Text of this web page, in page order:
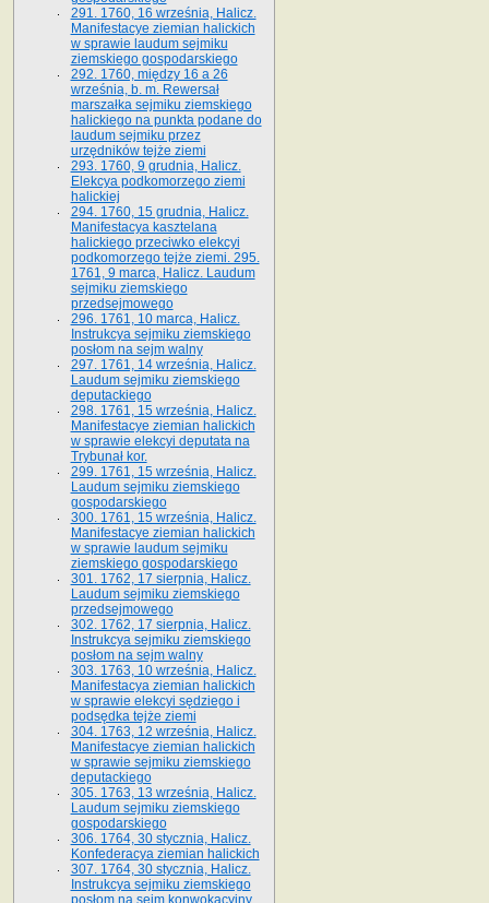
291. 1760, 16 września, Halicz.
Manifestacye ziemian halickich
w sprawie laudum sejmiku
ziemskiego gospodarskiego
292. 1760, między 16 a 26
września, b. m. Rewersał
marszałka sejmiku ziemskiego
halickiego na punkta podane do
laudum sejmiku przez
urzędników tejże ziemi
293. 1760, 9 grudnia, Halicz.
Elekcya podkomorzego ziemi
halickiej
294. 1760, 15 grudnia, Halicz.
Manifestacya kasztelana
halickiego przeciwko elekcyi
podkomorzego tejże ziemi. 295.
1761, 9 marca, Halicz. Laudum
sejmiku ziemskiego
przedsejmowego
296. 1761, 10 marca, Halicz.
Instrukcya sejmiku ziemskiego
posłom na sejm walny
297. 1761, 14 września, Halicz.
Laudum sejmiku ziemskiego
deputackiego
298. 1761, 15 września, Halicz.
Manifestacye ziemian halickich
w sprawie elekcyi deputata na
Trybunał kor.
299. 1761, 15 września, Halicz.
Laudum sejmiku ziemskiego
gospodarskiego
300. 1761, 15 września, Halicz.
Manifestacye ziemian halickich
w sprawie laudum sejmiku
ziemskiego gospodarskiego
301. 1762, 17 sierpnia, Halicz.
Laudum sejmiku ziemskiego
przedsejmowego
302. 1762, 17 sierpnia, Halicz.
Instrukcya sejmiku ziemskiego
posłom na sejm walny
303. 1763, 10 września, Halicz.
Manifestacya ziemian halickich
w sprawie elekcyi sędziego i
podsędka tejże ziemi
304. 1763, 12 września, Halicz.
Manifestacye ziemian halickich
w sprawie sejmiku ziemskiego
deputackiego
305. 1763, 13 września, Halicz.
Laudum sejmiku ziemskiego
gospodarskiego
306. 1764, 30 stycznia, Halicz.
Konfederacya ziemian halickich
307. 1764, 30 stycznia, Halicz.
Instrukcya sejmiku ziemskiego
posłom na sejm konwokacyjny